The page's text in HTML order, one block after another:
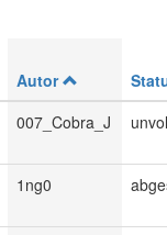
Autor
007_Cobra_J
1ng0